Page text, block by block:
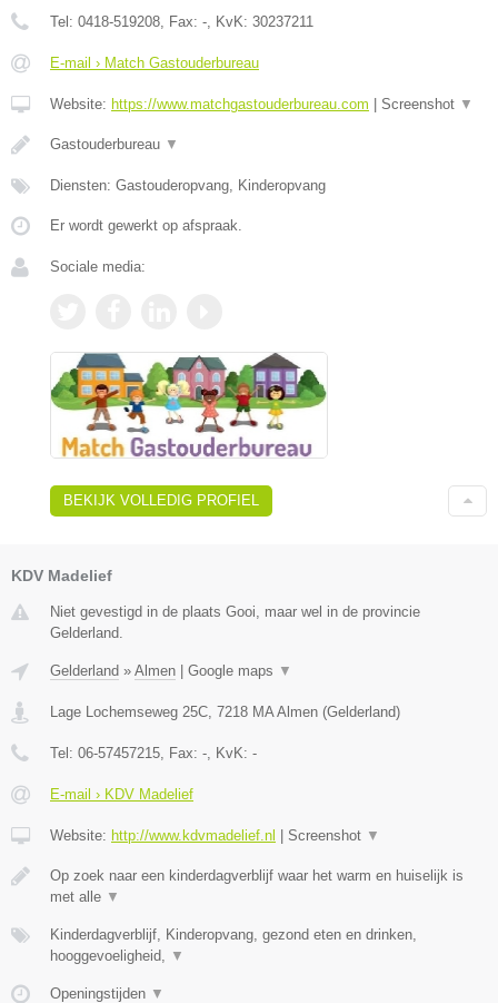
Tel: 0418-519208, Fax: -, KvK: 30237211
E-mail › Match Gastouderbureau
Website: https://www.matchgastouderbureau.com Screenshot ▼
Gastouderbureau ▼
Diensten: Gastouderopvang, Kinderopvang
Er wordt gewerkt op afspraak.
Sociale media:
BEKIJK VOLLEDIG PROFIEL
KDV Madelief
Niet gevestigd in de plaats Gooi, maar wel in de provincie
Gelderland.
Gelderland » Almen | Google maps ▼
Lage Lochemseweg 25C 7218 MA Almen (Gelderland)
Tel: 06-57457215 , Fax: - , KvK: -
E-mail › KDV Madelief
Website: http://www.kdvmadelief.nl | Screenshot ▼
Op zoek naar een kinderdagverblijf waar het warm en huiselijk is
met alle ▼
Kinderdagverblijf, Kinderopvang, gezond eten en drinken,
hooggevoeligheid,
▼
Openingstijden ▼